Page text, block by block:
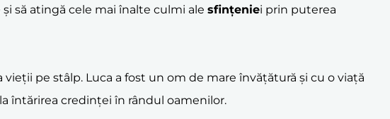
să atingă cele mai înalte culmi ale sfințeniei prin puterea
pe stâlp. Luca a fost un om de mare învățătură și cu o viață
întărirea credinței în rândul oamenilor.